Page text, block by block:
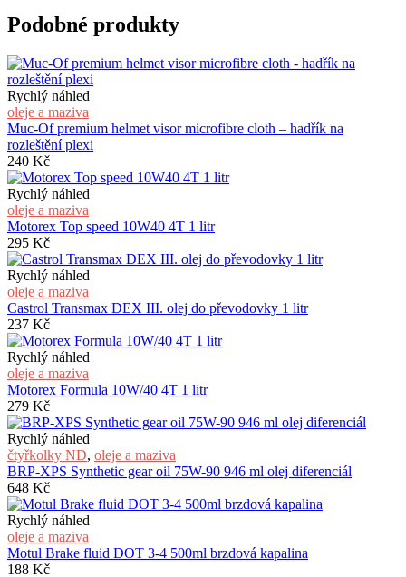
Podobné produkty
Rychlý náhled
oleje a maziva
Muc-Of premium helmet visor microfibre cloth – hadřík na
rozleštění plexi
240 Kč
Rychlý náhled
oleje a maziva
Motorex Top speed 10W40 4T 1 litr
295 Kč
Rychlý náhled
oleje a maziva
Castrol Transmax DEX III. olej do převodovky 1 litr
237 Kč
Rychlý náhled
oleje a maziva
Motorex Formula 10W/40 4T 1 litr
279 Kč
Rychlý náhled
čtyřkolky ND, oleje a maziva
BRP-XPS Synthetic gear oil 75W-90 946 ml olej diferenciál
648 Kč
Rychlý náhled
oleje a maziva
Motul Brake fluid DOT 3-4 500ml brzdová kapalina
188 Kč